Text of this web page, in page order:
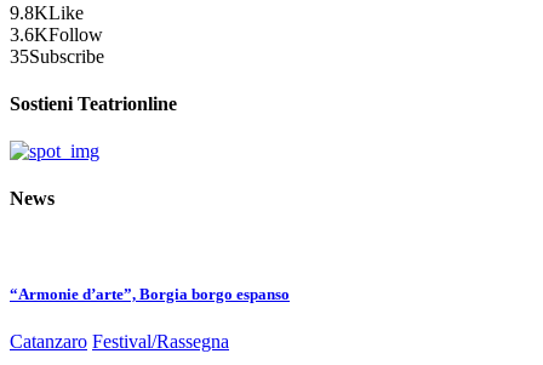
9.8KLike
3.6KFollow
35Subscribe
Sostieni Teatrionline
News
“Armonie d’arte”, Borgia borgo espanso
Catanzaro Festival/Rassegna